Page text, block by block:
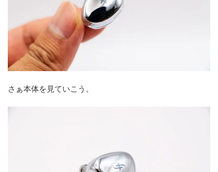
さぁ本体を見ていこう。